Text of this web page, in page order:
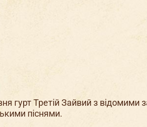
гурт Третій Зайвий з відомими
піснями.